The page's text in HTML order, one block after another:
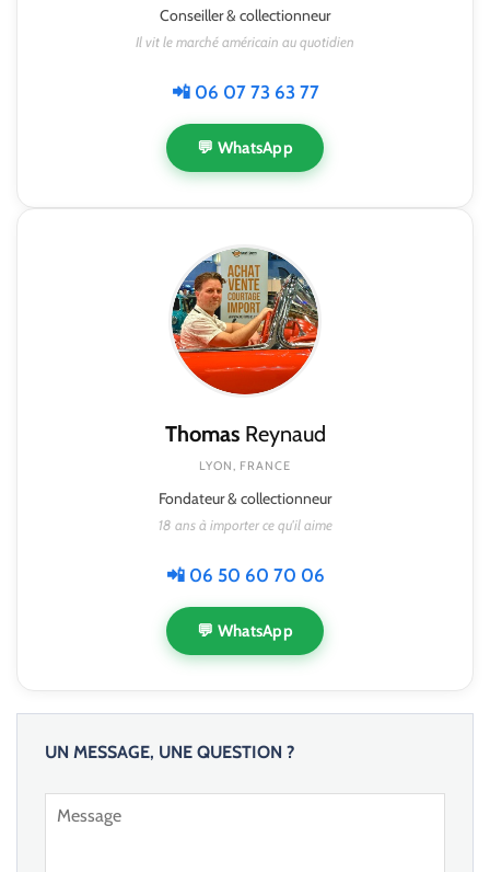
Conseiller & collectionneur
Il vit le marché américain au quotidien
📲 06 07 73 63 77
💬 WhatsApp
ThomasReynaud
LYON, FRANCE
Fondateur & collectionneur
18 ans à importer ce qu'il aime
📲 06 50 60 70 06
💬 WhatsApp
UN MESSAGE, UNE QUESTION ?